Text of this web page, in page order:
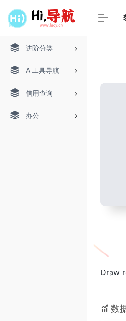
进阶分类
AI工具导航
信用查询
办公
Draw
数